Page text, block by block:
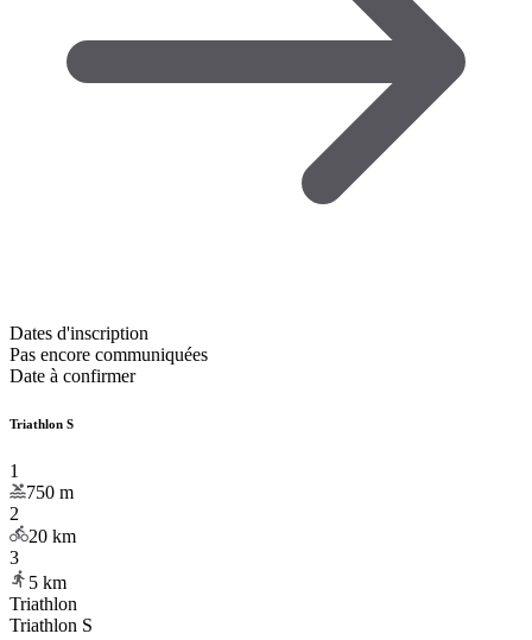
Dates d'inscription
Pas encore communiquées
Date à confirmer
Triathlon S
1
750 m
2
20 km
3
5 km
Triathlon
Triathlon S